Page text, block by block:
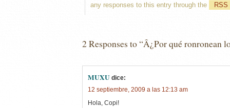
any responses to this entry through the
RSS
2 Responses to “Â¿Por qué ronronean
MUXU dice:
12 septiembre, 2009 a las 12:13 am
Hola, Copi!